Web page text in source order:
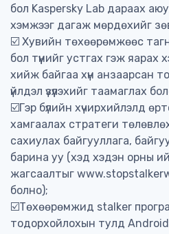
бол Kaspersky Lab дараах
хэмжээг дагаж мөрдөхийг
☑️ Хувийн төхөөрөмжөөс
бол түүнийг устгах гэж яарах
хийж байгаа хүн анзаарсан
үйлдэл үзүүлэхийг таамаглах
☑️Гэр бүлийн хүчирхийлэлд
хамгаалах стратеги
сахиулах байгууллага,
барина уу (хэд хэдэн орны
жагсаалтыг
болно);
☑️Төхөөрөмжид stalker
тодорхойлохын тулд